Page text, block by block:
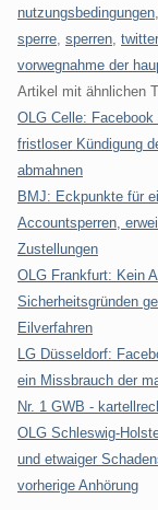
nutzungsbedingungen
sperre sperren twitter
vorwegnahme der
Artikel mit ähnlichen
OLG Celle:
fristloser Kündigung
abmahnen
BMJ: Eckpunkte für
Accountsperren,
Zustellungen
OLG Frankfurt: Kein
Sicherheitsgründen
Eilverfahren
LG Düsseldorf:
ein Missbrauch der
Nr. 1 GWB -
OLG Schleswig-
und etwaiger
vorherige Anhörung